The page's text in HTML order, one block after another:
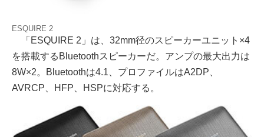
ESQUIRE 2
「ESQUIRE 2」は、32mm径のスピーカーユニット×4
を搭載するBluetoothスピーカーだ。アンプの最大出力は
8W×2。Bluetoothは4.1、プロファイルはA2DP、
AVRCP、HFP、HSPに対応する。